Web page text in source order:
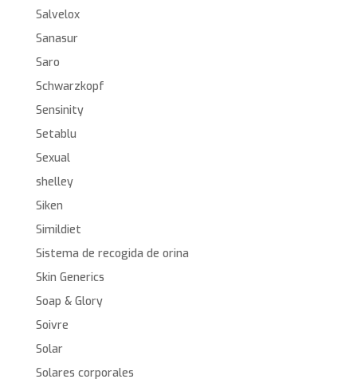
Salvelox
Sanasur
Saro
Schwarzkopf
Sensinity
Setablu
Sexual
shelley
Siken
Simildiet
Sistema de recogida de orina
Skin Generics
Soap & Glory
Soivre
Solar
Solares corporales